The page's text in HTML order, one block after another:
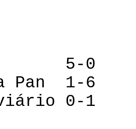
5-0
Pan
1-6
0-1